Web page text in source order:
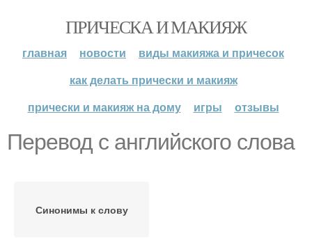
ПРИЧЕСКА И МАКИЯЖ
главная новости
виды макияжа и причесок
как делать прически и макияж
прически и макияж на дому
игры отзывы
Перевод с английского слова
Синонимы к слову